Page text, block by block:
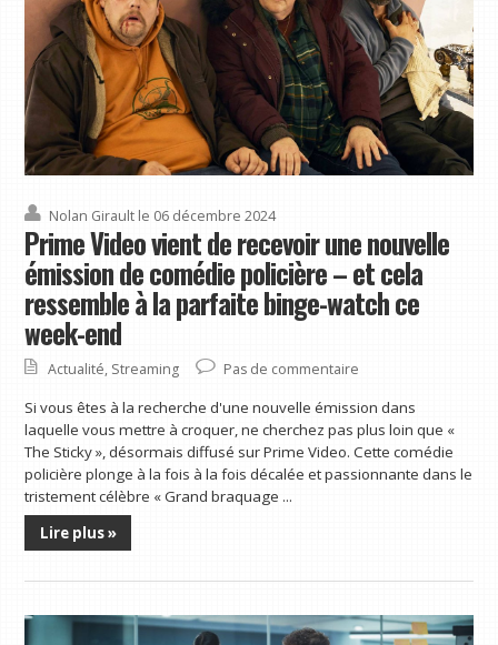
Nolan Girault le 06 décembre 2024
Prime Video vient de recevoir une nouvelle
émission de comédie policière – et cela
ressemble à la parfaite binge-watch ce
week-end
Actualité, Streaming Pas de commentaire
Si vous êtes à la recherche d'une nouvelle émission dans
laquelle vous mettre à croquer, ne cherchez pas plus loin que «
The Sticky », désormais diffusé sur Prime Video. Cette comédie
policière plonge à la fois à la fois décalée et passionnante dans le
tristement célèbre « Grand braquage ...
Lire plus »